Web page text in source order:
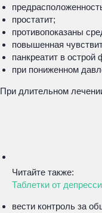
простатит;
противопоказаны
повышенная
панкреатит в острой
при пониженном
При длительном
Читайте также:
Таблетки от
вести контроль за